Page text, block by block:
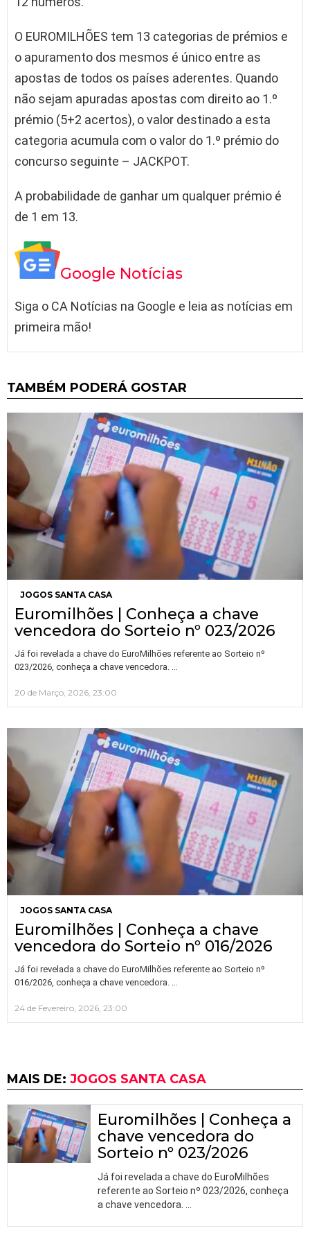
O EUROMILHÕES tem 13 categorias de prémios e
o apuramento dos mesmos é único entre as
apostas de todos os países aderentes. Quando
não sejam apuradas apostas com direito ao 1.º
prémio (5+2 acertos), o valor destinado a esta
categoria acumula com o valor do 1.º prémio do
concurso seguinte – JACKPOT.
A probabilidade de ganhar um qualquer prémio é
de 1 em 13.
Google Notícias
Siga o CA Notícias na Google e leia as notícias em
primeira mão!
TAMBÉM PODERÁ GOSTAR
JOGOS SANTA CASA
Euromilhões | Conheça a chave
vencedora do Sorteio nº 023/2026
Já foi revelada a chave do EuroMilhões referente ao Sorteio nº
023/2026, conheça a chave vencedora.
20 de Março, 2026, 23:00
JOGOS SANTA CASA
Euromilhões | Conheça a chave
vencedora do Sorteio nº 016/2026
Já foi revelada a chave do EuroMilhões referente ao Sorteio nº
016/2026, conheça a chave vencedora.
24 de Fevereiro, 2026, 23:00
MAIS DE: JOGOS SANTA CASA
Euromilhões | Conheça a
chave vencedora do
Sorteio nº 023/2026
Já foi revelada a chave do EuroMilhões
referente ao Sorteio nº 023/2026, conheça
a chave vencedora.